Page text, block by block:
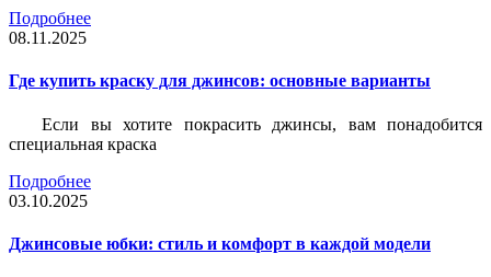
Подробнее
08.11.2025
Где купить краску для джинсов: основные варианты
Если вы хотите покрасить джинсы, вам понадобится
специальная краска
Подробнее
03.10.2025
Джинсовые юбки: стиль и комфорт в каждой модели